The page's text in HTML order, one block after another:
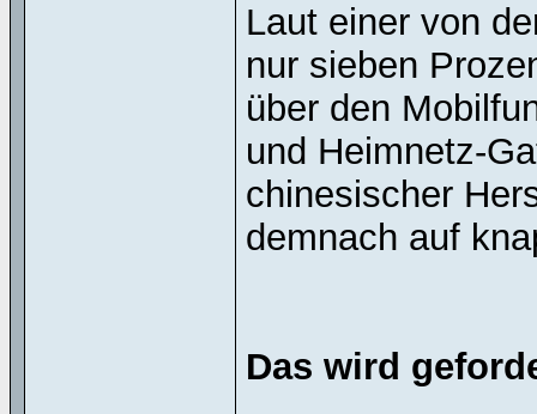
Laut einer von
nur sieben
über den
und Heimnetz-
chinesischer
demnach auf
Das wird